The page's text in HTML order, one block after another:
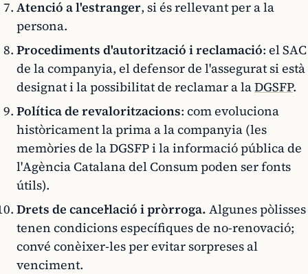
Atenció a l'estranger, si és rellevant per a la
persona.
Procediments d'autorització i reclamació: el SAC
de la companyia, el defensor de l'assegurat si està
designat i la possibilitat de reclamar a laDGSFP.
Política de revaloritzacions: com evoluciona
històricament la prima a la companyia (les
memòries de la DGSFP i la informació pública de
l'Agència Catalana del Consum poden ser fonts
útils).
Drets de cancel·lació i pròrroga. Algunes pòlisses
tenen condicions específiques de no-renovació;
convé conèixer-les per evitar sorpreses al
venciment.